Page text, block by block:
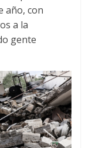
año, con
a la
gente